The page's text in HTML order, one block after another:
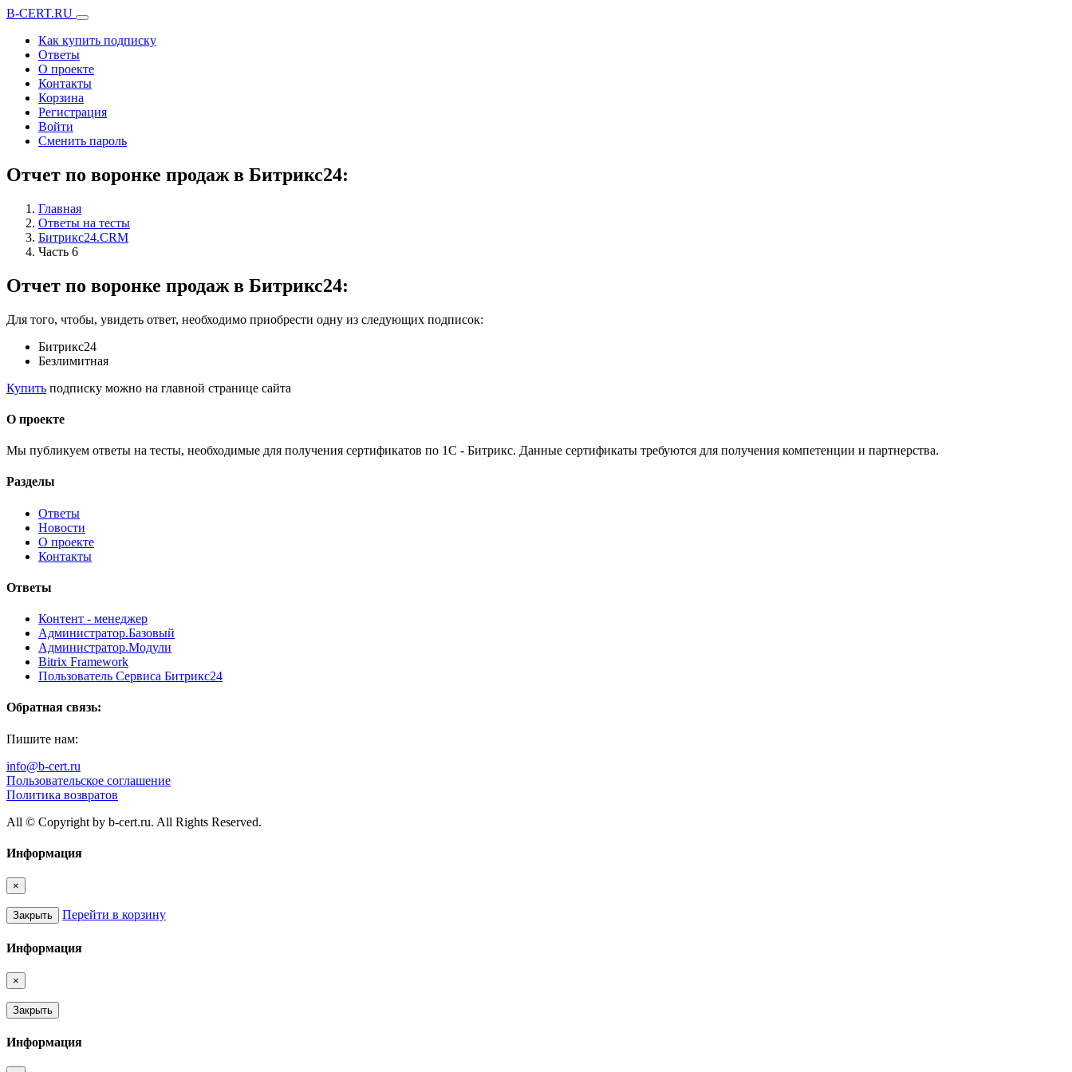
B-CERT.RU
Как купить подписку
Ответы
О проекте
Контакты
Корзина
Регистрация
Войти
Сменить пароль
Отчет по воронке продаж в Битрикс24:
Главная
Ответы на тесты
Битрикс24.CRM
Часть 6
Отчет по воронке продаж в Битрикс24:
Для того, чтобы, увидеть ответ, необходимо приобрести одну из следующих подписок:
Битрикс24
Безлимитная
Купить подписку можно на главной странице сайта
О проекте
Мы публикуем ответы на тесты, необходимые для получения сертификатов по 1С - Битрикс. Данные сертификаты требуются для получения компетенции и партнерства.
Разделы
Ответы
Новости
О проекте
Контакты
Ответы
Контент - менеджер
Администратор.Базовый
Администратор.Модули
Bitrix Framework
Пользователь Сервиса Битрикс24
Обратная связь:
Пишите нам:
info@b-cert.ru
Пользовательское соглашение
Политика возвратов
All © Copyright by b-cert.ru. All Rights Reserved.
Информация
×
Закрыть Перейти в корзину
Информация
×
Закрыть
Информация